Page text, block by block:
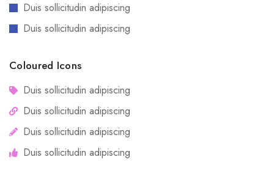
Duis sollicitudin adipiscing
Duis sollicitudin adipiscing
Coloured Icons
Duis sollicitudin adipiscing
Duis sollicitudin adipiscing
Duis sollicitudin adipiscing
Duis sollicitudin adipiscing